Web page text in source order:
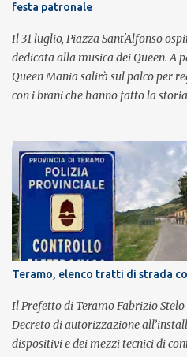
festa patronale
Il 31 luglio, Piazza Sant'Alfonso
dedicata alla musica dei Queen. A
Queen Mania salirà sul palco per
con i brani che hanno fatto la
con grande successo la passione e
spettacolo si inserisce nell'ambito
Sant'Alfonso, il santo patrono
composta da Simone Fortuna alla
Palermo al basso e voce, Tiziano
Salvo Vinci alla voce. Salvo Vinci è
Brian May e Roger Taylor per il
Teramo, elenco tratti di strada
Il Prefetto di Teramo Fabrizio
Decreto di autorizzazione
dispositivi e dei mezzi tecnici di